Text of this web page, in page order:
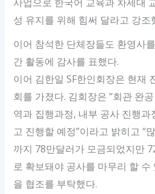
성 유지를 위해 힘써 달라고 강조
이어 참석한 단체장들도 환영사
간 활동에 감사를 표했다.
이어 김한일 SF한인회장은 현재
회를 가졌다. 김회장은 “회관 완
역과 집행과정, 내부 공사 진행
고 진행할 예정”이라고 밝히고 “
까지 78만달러가 모금되었지만
로 확보돼야 공사를 마무리 할 수
을 협조를 부탁했다.